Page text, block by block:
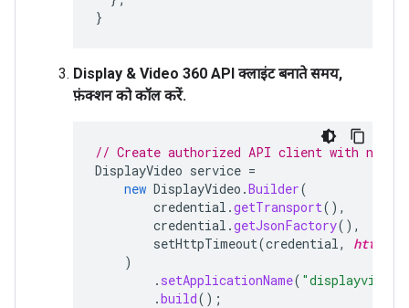
}
Display & Video 360 API क्लाइंट बनाते समय,
फ़ंक्शन को कॉल करें.
// Create authorized API client with non-
DisplayVideo service =
new DisplayVideo .Builder(
credential .getTransport(),
credential .getJsonFactory(),
setHttpTimeout(credential,
http-
)
. setApplicationName(
.build();